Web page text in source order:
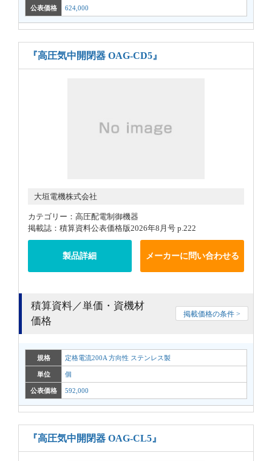
公表価格 624,000
『高圧気中開閉器 OAG-CD5』
大垣電機株式会社
カテゴリー：高圧配電制御機器
掲載誌：積算資料公表価格版2026年8月号 p.222
製品詳細 メーカーに問い合わせる
積算資料／単価・資機材
価格
掲載価格の条件 >
規格 定格電流200A 方向性 ステンレス製
単位 個
公表価格 592,000
『高圧気中開閉器 OAG-CL5』